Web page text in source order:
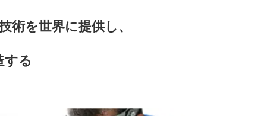
術を世界に提供し、
する